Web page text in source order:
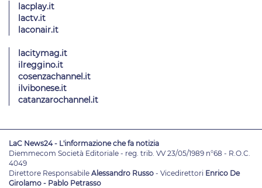
lacplay.it
lactv.it
laconair.it
lacitymag.it
ilreggino.it
cosenzachannel.it
ilvibonese.it
catanzarochannel.it
LaC News24 - L'informazione che fa notizia
Diemmecom Società Editoriale - reg. trib. VV 23/05/1989 n°68 - R.O.C.
4049
Direttore Responsabile Alessandro Russo - Vicedirettori Enrico De
Girolamo - Pablo Petrasso